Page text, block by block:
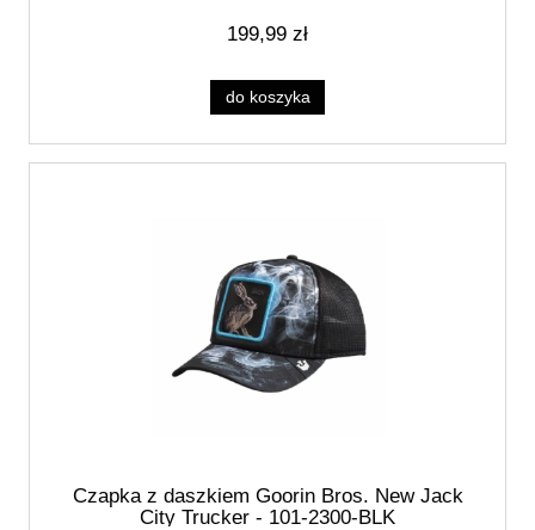
199,99 zł
do koszyka
Czapka z daszkiem Goorin Bros. New Jack
City Trucker - 101-2300-BLK